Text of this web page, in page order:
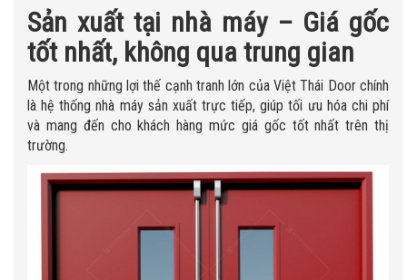
Sản xuất tại nhà máy – Giá gốc
tốt nhất, không qua trung gian
Một trong những lợi thế cạnh tranh lớn của Việt Thái Door chính
là hệ thống nhà máy sản xuất trực tiếp, giúp tối ưu hóa chi phí
và mang đến cho khách hàng mức giá gốc tốt nhất trên thị
trường.